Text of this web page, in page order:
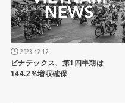
2023.12.12
ビナテックス、第1四半期は
144.2％増収確保